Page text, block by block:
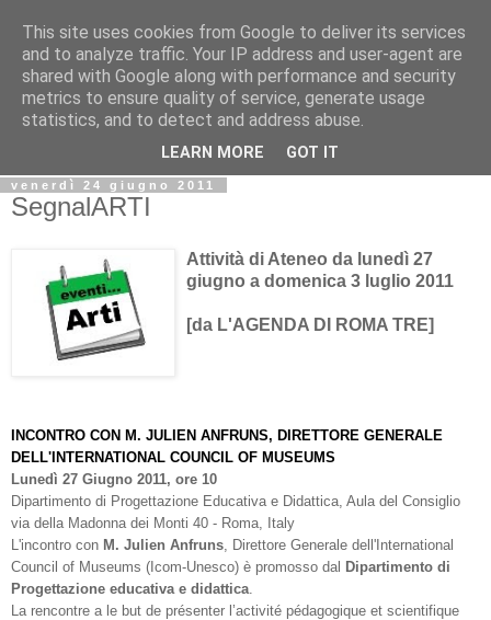
Biblio@rti in
Il Blog della Biblioteca di Area delle arti per condividere
informazioni iniziative incontri
venerdì 24 giugno 2011
SegnalARTI
Attività di Ateneo da lunedì 27
giugno a domenica 3 luglio 2011
[da L'AGENDA DI ROMA TRE]
INCONTRO CON M. JULIEN ANFRUNS, DIRETTORE GENERALE
DELL'INTERNATIONAL COUNCIL OF MUSEUMS
Lunedì 27 Giugno 2011, ore 10
Dipartimento di Progettazione Educativa e Didattica, Aula del Consiglio
via della Madonna dei Monti 40 - Roma, Italy
L'incontro con M. Julien Anfruns , Direttore Generale dell'International
Council of Museums (Icom-Unesco) è promosso dal Dipartimento di
Progettazione educativa e didattica
La rencontre a le but de présenter l’activité pédagogique et scientifique
This site uses cookies from Google to deliver its services
and to analyze traffic. Your IP address and user-agent are
shared with Google along with performance and security
metrics to ensure quality of service, generate usage
statistics, and to detect and address abuse.
LEARN MORE GOT IT